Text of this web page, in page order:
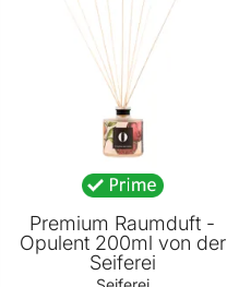
Premium Raumduft -
Opulent 200ml von der
Seiferei